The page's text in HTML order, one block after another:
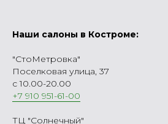
Наши салоны в Костроме:
"СтоМетровка"
Поселковая улица, 37
с 10.00-20.00
+7 910 951-61-00
ТЦ "Солнечный"